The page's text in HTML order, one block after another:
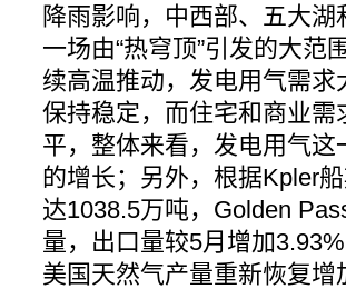
降雨影响，中西部、五大
一场由“热穹顶”引发的大
续高温推动，发电用气需
保持稳定，而住宅和商业
平，整体来看，发电用气
的增长；另外，根据Kpler
达1038.5万吨，Golden
量，出口量较5月增加
美国天然气产量重新恢复